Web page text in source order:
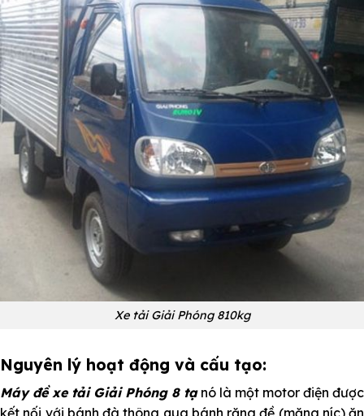
Xe tải Giải Phóng 810kg
Nguyên lý hoạt động và cấu tạo:
Máy đề xe tải Giải Phóng 8 tạnó là một motor điện được
kết nối với bánh đà thông qua bánh răng đề (măng níc) ăn